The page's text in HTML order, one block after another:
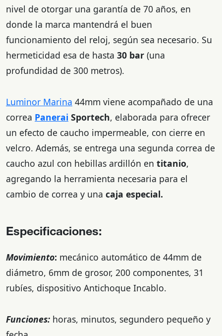
nivel de otorgar una garantía de 70 años, en
donde la marca mantendrá el buen
funcionamiento del reloj, según sea necesario. Su
hermeticidad esa de hasta 30 bar (una
profundidad de 300 metros).
Luminor Marina 44mm viene acompañado de una
correa Panerai Sportech, elaborada para ofrecer
un efecto de caucho impermeable, con cierre en
velcro. Además, se entrega una segunda correa de
caucho azul con hebillas ardillón en titanio,
agregando la herramienta necesaria para el
cambio de correa y una caja especial.
Especificaciones:
Movimiento: mecánico automático de 44mm de
diámetro, 6mm de grosor, 200 componentes, 31
rubíes, dispositivo Antichoque Incablo.
Funciones: horas, minutos, segundero pequeño y